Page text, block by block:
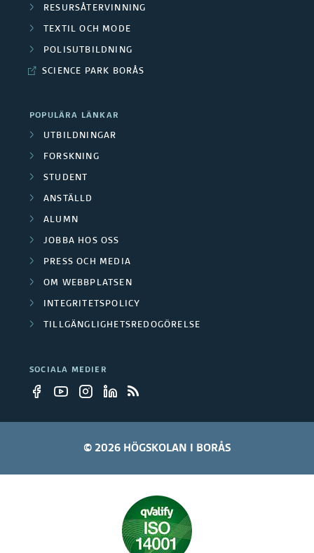
RESURSÅTERVINNING
TEXTIL OCH MODE
POLISUTBILDNING
SCIENCE PARK BORÅS
POPULÄRA LÄNKAR
UTBILDNINGAR
FORSKNING
STUDENT
ANSTÄLLD
ALUMN
JOBBA HOS OSS
PRESS OCH MEDIA
OM WEBBPLATSEN
INTEGRITETSPOLICY
TILLGÄNGLIGHETSREDOGÖRELSE
SOCIALA MEDIER
© 2026 HÖGSKOLAN I BORÅS